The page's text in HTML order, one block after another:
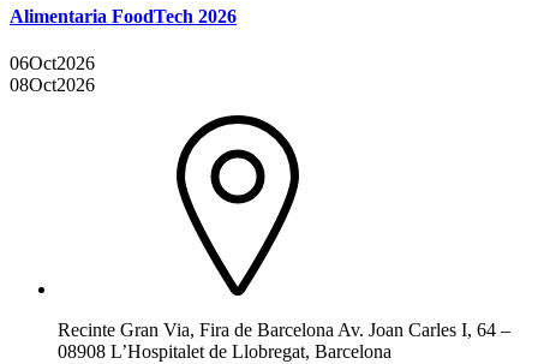
Alimentaria FoodTech 2026
06Oct2026
08Oct2026
Recinte Gran Via, Fira de Barcelona Av. Joan Carles I, 64 –
08908 L’Hospitalet de Llobregat, Barcelona